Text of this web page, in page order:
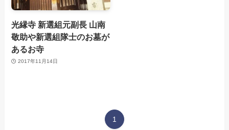
光縁寺 新選組元副長 山南
敬助や新選組隊士のお墓が
あるお寺
2017年11月14日
1